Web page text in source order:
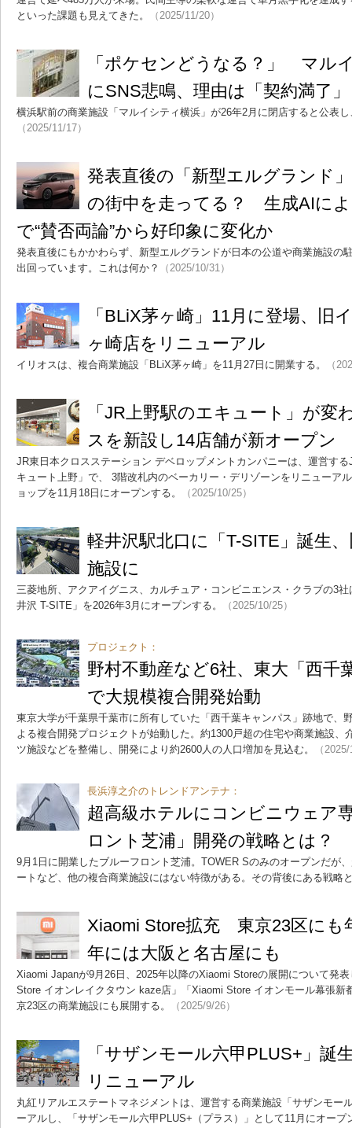
といった課題も見えてきた。
（2025/11/20）
「ポケセンどうなる？」 マル
にSNS悲鳴、理由は「契約満了
横浜駅前の商業施設「マルイシティ横浜」が26年2月に閉店すると公表
（2025/11/17）
発表直後の「新型エルグランド
の街中を走ってる？ 生成AIに
で“賛否両論”から好印象に変化か
発表直後にもかかわらず、新型エルグランドが日本の公道や商業施設の
出回っています。これは何か？
（2025/10/31）
「BLiX茅ヶ崎」11月に登場、旧
ヶ崎店をリニューアル
イリオスは、複合商業施設「BLiX茅ヶ崎」を11月27日に開業する。 （
「JR上野駅のエキュート」が
スを新設し14店舗が新オープン
JR東日本クロスステーション デベロップメントカンパニーは、運営す
キュート上野」で、 3階改札内のベーカリー・デリゾーンをリニューア
ョップを11月18日にオープンする。
（2025/10/25）
軽井沢駅北口に「T-SITE」誕生
施設に
三菱地所、アクアイグニス、カルチュア・コンビニエンス・クラブの3
井沢 T-SITE」を2026年3月にオープンする。
（2025/10/25）
プロジェクト：
野村不動産など6社、東大「西千
で大規模複合開発始動
東京大学が千葉県千葉市に所有していた「西千葉キャンパス」跡地で、
よる複合開発プロジェクトが始動した。約1300戸超の住宅や商業施設、
ツ施設などを整備し、開発により約2600人の人口増加を見込む。
（
長浜淳之介のトレンドアンテナ：
超高級ホテルにコンビニウェ
ロント芝浦」開発の戦略とは？
9月1日に開業したブルーフロント芝浦。TOWER Sのみのオープンだが
ートなど、他の複合商業施設にはない特徴がある。その背後にある戦略
Xiaomi Store拡充 東京23区にも
年には大阪と名古屋にも
Xiaomi Japanが9月26日、2025年以降のXiaomi Storeの展開について発
Store イオンレイクタウン kaze店」「Xiaomi Store イオンモール幕張新
京23区の商業施設にも展開する。
（2025/9/26）
「サザンモール六甲PLUS+」
リニューアル
丸紅リアルエステートマネジメントは、運営する商業施設「サザンモー
ーアルし、「サザンモール六甲PLUS+（プラス）」として11月にオープ